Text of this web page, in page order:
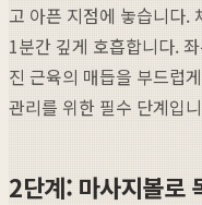
고 아픈 지점에 놓습니다.
1분간 깊게 호흡합니다.
진 근육의 매듭을 부드럽
관리를 위한 필수 단계입
2단계: 마사지볼로